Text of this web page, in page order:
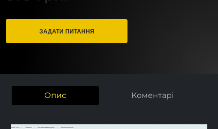
ЗАДАТИ ПИТАННЯ
Опис Коментарі